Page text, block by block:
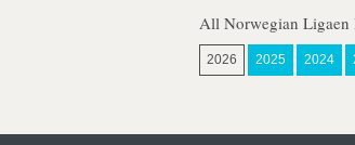
All Norwegian Ligaen
2026 2025 2024